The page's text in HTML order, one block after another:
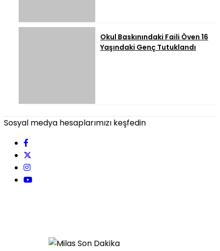
Okul Baskınındaki Faili Öven 16
Yaşındaki Genç Tutuklandı
Sosyal medya hesaplarımızı keşfedin